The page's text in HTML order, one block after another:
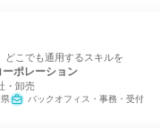
どこでも通用するスキルを
ポレーション
・卸売
バックオフィス・事務・受付